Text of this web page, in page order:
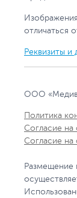
отличаться
Реквизиты и
ООО
Политика
Согласие на
Согласие на
Размещение